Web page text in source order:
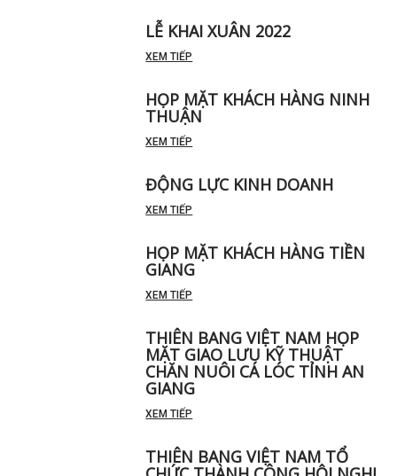
LỄ KHAI XUÂN 2022
XEM TIẾP
HỌP MẶT KHÁCH HÀNG NINH
THUẬN
XEM TIẾP
ĐỘNG LỰC KINH DOANH
XEM TIẾP
HỌP MẶT KHÁCH HÀNG TIỀN
GIANG
XEM TIẾP
THIÊN BANG VIỆT NAM HỌP
MẶT GIAO LƯU KỸ THUẬT
CHĂN NUÔI CÁ LÓC TỈNH AN
GIANG
XEM TIẾP
THIÊN BANG VIỆT NAM TỔ